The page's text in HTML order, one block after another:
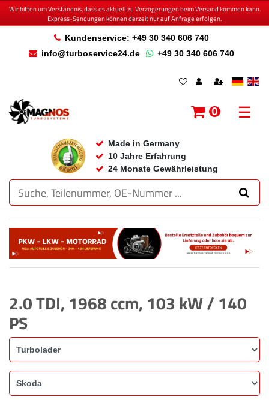
Wir bitten um Verständnis, dass es aktuell zu Verzögerungen beim Versand kommen kann.
Express-Sendungen können derzeit nur auf Anfrage erfolgen.
Kundenservice: +49 30 340 606 740
info@turboservice24.de
+49 30 340 606 740
Made in Germany
10 Jahre Erfahrung
24 Monate Gewährleistung
0 ☰
2.0 TDI, 1968 ccm, 103 kW / 140
PS